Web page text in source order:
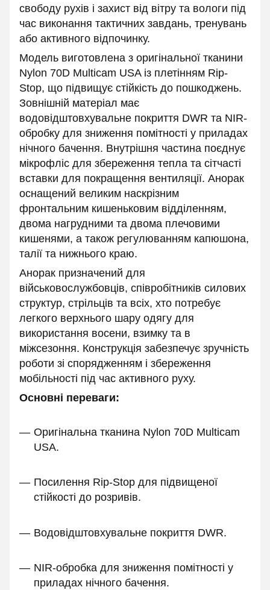
свободу рухів і захист від вітру та вологи під
час виконання тактичних завдань, тренувань
або активного відпочинку.
Модель виготовлена з оригінальної тканини
Nylon 70D Multicam USA із плетінням Rip-
Stop, що підвищує стійкість до пошкоджень.
Зовнішній матеріал має
водовідштовхувальне покриття DWR та NIR-
обробку для зниження помітності у приладах
нічного бачення. Внутрішня частина поєднує
мікрофліс для збереження тепла та сітчасті
вставки для покращення вентиляції. Анорак
оснащений великим наскрізним
фронтальним кишеньковим відділенням,
двома нагрудними та двома плечовими
кишенями, а також регулюванням капюшона,
талії та нижнього краю.
Анорак призначений для
військовослужбовців, співробітників силових
структур, стрільців та всіх, хто потребує
легкого верхнього шару одягу для
використання восени, взимку та в
міжсезоння. Конструкція забезпечує зручність
роботи зі спорядженням і збереження
мобільності під час активного руху.
Основні переваги:
Оригінальна тканина Nylon 70D Multicam
USA.
Посилення Rip-Stop для підвищеної
стійкості до розривів.
Водовідштовхувальне покриття DWR.
NIR-обробка для зниження помітності у
приладах нічного бачення.